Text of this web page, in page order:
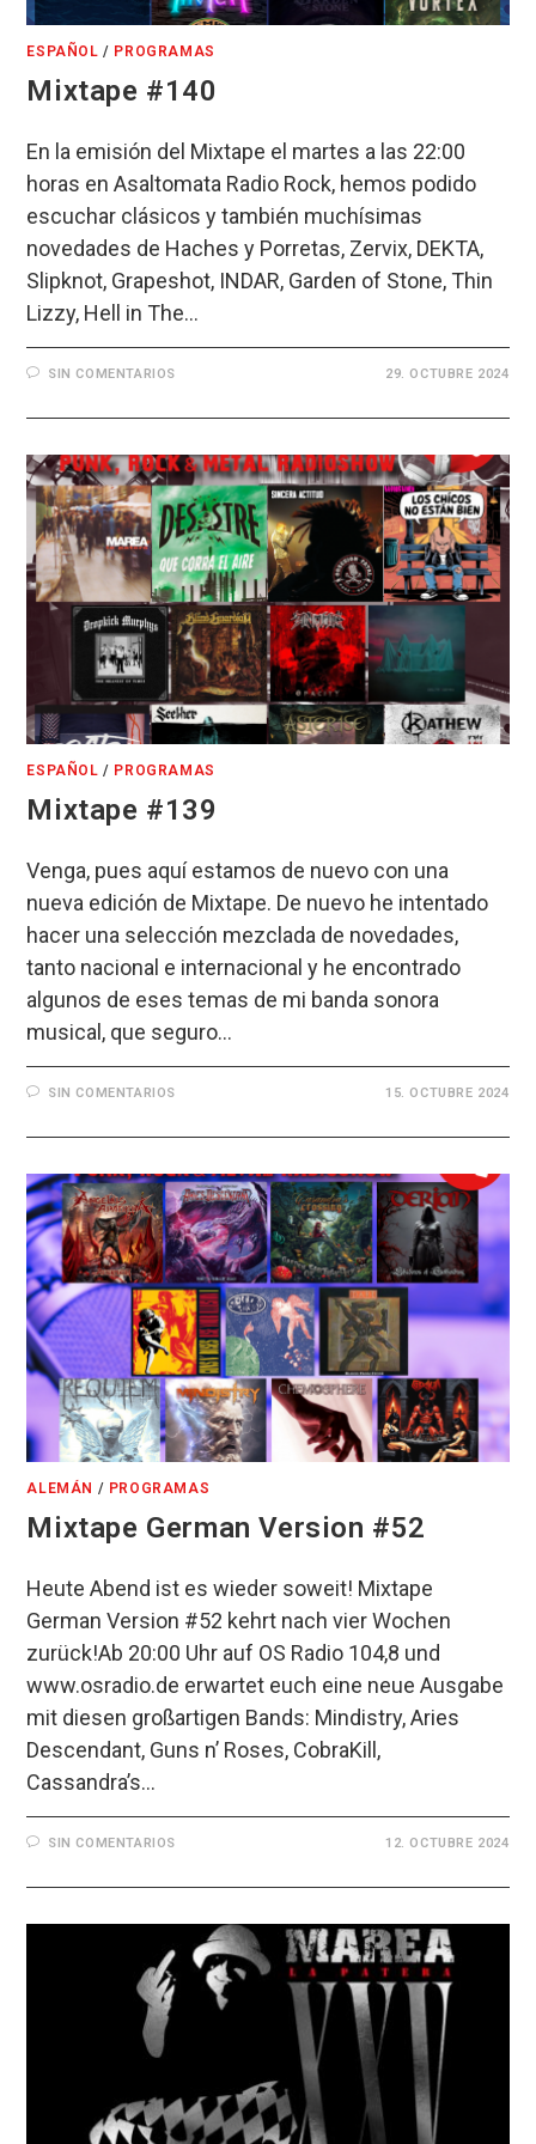
ESPAÑOL / PROGRAMAS
Mixtape #140
En la emisión del Mixtape el martes a las 22:00
horas en Asaltomata Radio Rock, hemos podido
escuchar clásicos y también muchísimas
novedades de Haches y Porretas, Zervix, DEKTA,
Slipknot, Grapeshot, INDAR, Garden of Stone, Thin
Lizzy, Hell in The…
SIN COMENTARIOS 29. OCTUBRE 2024
ESPAÑOL / PROGRAMAS
Mixtape #139
Venga, pues aquí estamos de nuevo con una
nueva edición de Mixtape. De nuevo he intentado
hacer una selección mezclada de novedades,
tanto nacional e internacional y he encontrado
algunos de eses temas de mi banda sonora
musical, que seguro…
SIN COMENTARIOS 15. OCTUBRE 2024
ALEMÁN / PROGRAMAS
Mixtape German Version #52
Heute Abend ist es wieder soweit! Mixtape
German Version #52 kehrt nach vier Wochen
zurück!Ab 20:00 Uhr auf OS Radio 104,8 und
www.osradio.de erwartet euch eine neue Ausgabe
mit diesen großartigen Bands: Mindistry, Aries
Descendant, Guns n’ Roses, CobraKill,
Cassandra’s…
SIN COMENTARIOS 12. OCTUBRE 2024